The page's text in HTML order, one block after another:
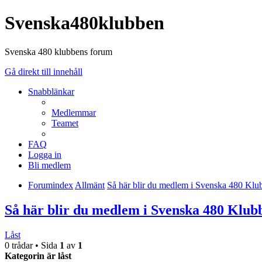
Svenska480klubben
Svenska 480 klubbens forum
Gå direkt till innehåll
Snabblänkar
Medlemmar
Teamet
FAQ
Logga in
Bli medlem
Forumindex Allmänt Så här blir du medlem i Svenska 480
Så här blir du medlem i Svenska 480
Låst
0 trådar • Sida 1 av 1
Kategorin är låst